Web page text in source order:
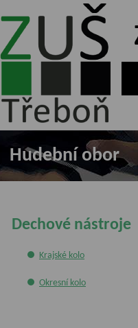
ZUŠ Třeboň -
Základní
umělecká škola
Hudební obor
Dechové nástroje
Krajské kolo
Okresní kolo